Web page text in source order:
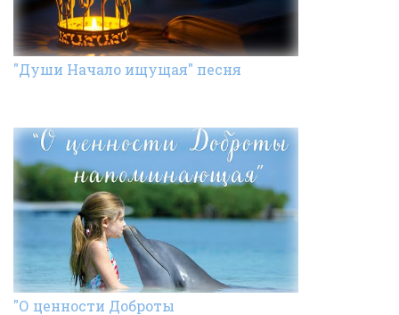
"Души Начало ищущая" песня
"О ценности Доброты